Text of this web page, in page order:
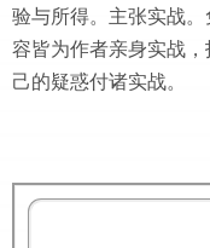
验与所得。主张实战
容皆为作者亲身实战
己的疑惑付诸实战。